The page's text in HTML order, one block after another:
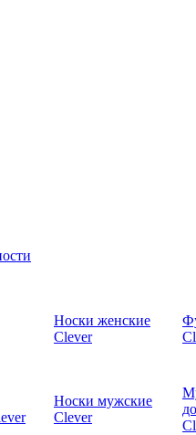
Носки женские
Clever
Носки мужские
Clever